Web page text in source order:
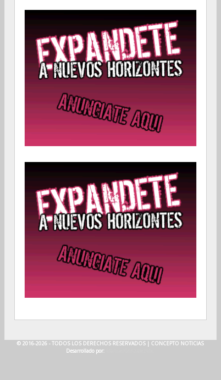
© 2016-2026 - TODOS LOS DERECHOS RESERVADOS | CONCEPTO NOTICIAS
Desarrollado por: